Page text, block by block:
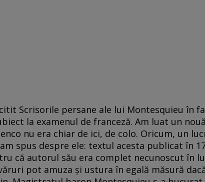
Scrisorile persane ale lui Montesquieu în
la examenul de franceză. Am luat un
nu era chiar de ici, de colo. Oricum, un
spus despre ele: textul acesta publicat în
că autorul său era complet necunoscut în
pot amuza și ustura în egală măsură